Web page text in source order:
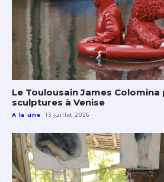
Le Toulousain James Colomina
sculptures à Venise
A la une 13 juillet 2026